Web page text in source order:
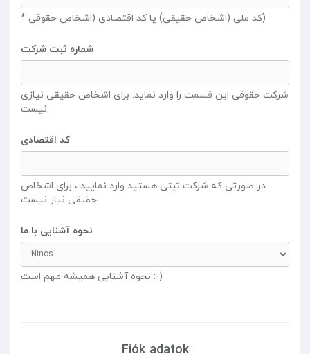
* کد ملی (اشخاص حقیقی) یا کد اقتصادی (اشخاص حقوقی)
شماره ثبت شرکت
شرکت حقوقی این قسمت را وارد نماید. برای اشخاص حقیقی نیازی
نیست.
کد اقتصادی
در صورتی که شرکت ثبتی هستید وارد نمایید ، برای اشخاص
حقیقی نیاز نیست.
نحوه آشنایی با ما
نحوه آشنایی همیشه مهم است :-)
Fiók adatok